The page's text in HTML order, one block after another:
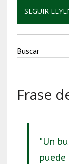
SEGUIR
Buscar
Frase
"Un